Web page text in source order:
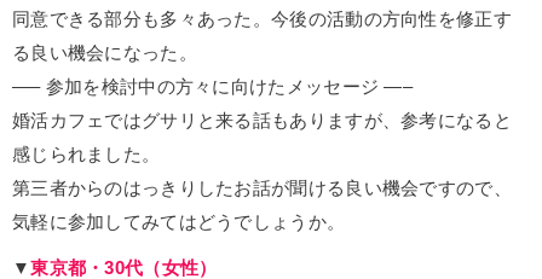
同意できる部分も多々あった。今後の活動の方向性を修正す
る良い機会になった。
—– 参加を検討中の方々に向けたメッセージ —–
婚活カフェではグサリと来る話もありますが、参考になると
感じられました。
第三者からのはっきりしたお話が聞ける良い機会ですので、
気軽に参加してみてはどうでしょうか。
▼東京都・30代（女性）